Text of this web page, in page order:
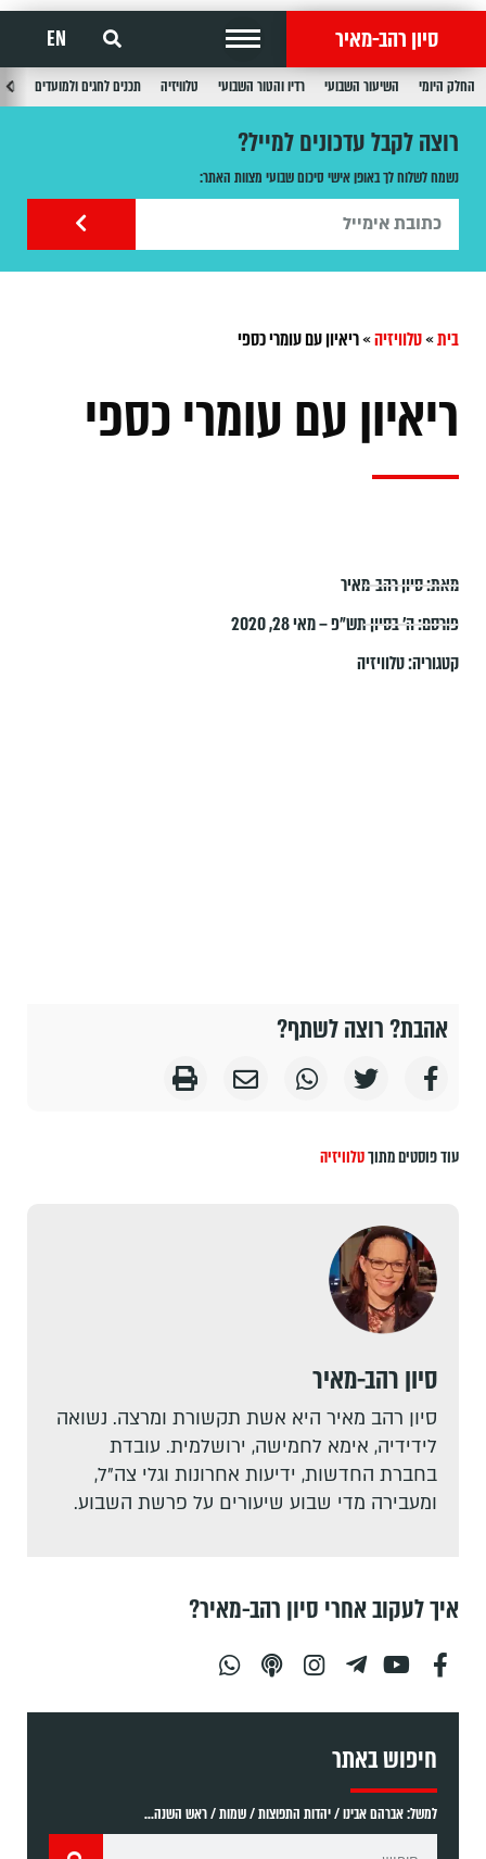
סיון רהב-מאיר EN
החלק היומי השיעור השבועי רדיו והטור השבועי טלוויזיה תכנים לחגים ולמועדים
רוצה לקבל עדכונים למייל?
נשמח לשלוח לך באופן אישי סיכום שבועי מצוות האתר:
בית»טלוויזיה»ריאיון עם עומרי כספי
ריאיון עם עומרי כספי
מאת:סיון רהב-מאיר
פורסם:ה׳ בסיון תש״פ – מאי 28, 2020
קטגוריה:טלוויזיה
אהבת? רוצה לשתף?
עוד פוסטים מתוךטלוויזיה
סיון רהב-מאיר
סיון רהב מאיר היא אשת תקשורת ומרצה. נשואה
לידידיה, אימא לחמישה, ירושלמית. עובדת
בחברת החדשות, ידיעות אחרונות וגלי צה"ל,
ומעבירה מדי שבוע שיעורים על פרשת השבוע.
איך לעקוב אחרי סיון רהב-מאיר?
חיפוש באתר
למשל: אברהם אבינו / יהדות התפוצות / שמות / ראש השנה...